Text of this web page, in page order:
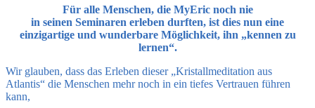
Für alle Menschen, die MyEric noch nie
in seinen Seminaren erleben durften, ist dies nun eine
einzigartige und wunderbare Möglichkeit, ihn „kennen zu
lernen“.
Wir glauben, dass das Erleben dieser „Kristallmeditation aus
Atlantis“ die Menschen mehr noch in ein tiefes Vertrauen führen
kann,